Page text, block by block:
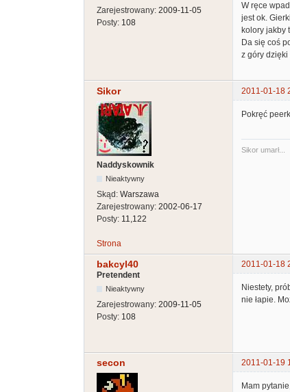
Zarejestrowany: 2009-11-05
Posty: 108
W ręce
jest ok.
kolory jakby
Da się coś
z góry
Sikor 2011-01-18
Naddyskownik
Nieaktywny
Skąd: Warszawa
Zarejestrowany: 2002-06-17
Posty: 11,122
Pokręć
Sikor umarł...
Strona
bakcyl40
2011-01-18
Pretendent
Nieaktywny
Zarejestrowany: 2009-11-05
Posty: 108
Niestety,
nie łapie.
secon 2011-01-19
Mam